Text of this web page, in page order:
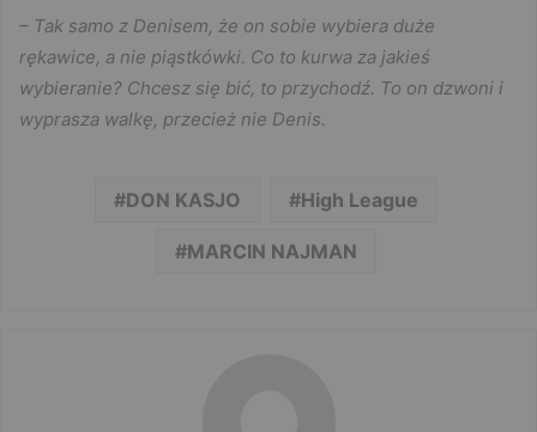
– Tak samo z Denisem, że on sobie wybiera duże
rękawice, a nie piąstkówki. Co to kurwa za jakieś
wybieranie? Chcesz się bić, to przychodź. To on dzwoni i
wyprasza walkę, przecież nie Denis.
DON KASJO High League
MARCIN NAJMAN